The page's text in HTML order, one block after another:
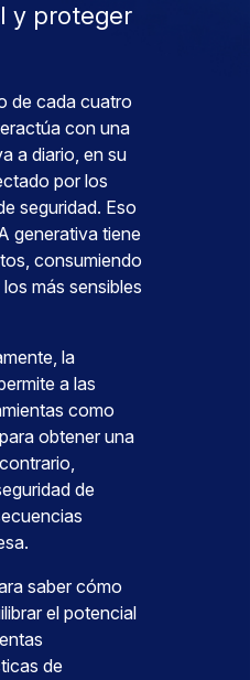
y proteger
de cada cuatro
con una
a diario, en su
por los
seguridad. Eso
generativa tiene
consumiendo
más sensibles
la
a las
como
obtener una
de
saber cómo
el potencial
de